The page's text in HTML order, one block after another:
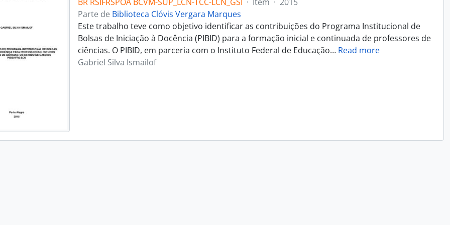
Parte de Biblioteca Clóvis Vergara Marques
Este trabalho teve como objetivo identificar as contribuições do Programa Institucional de
Bolsas de Iniciação à Docência (PIBID) para a formação inicial e continuada de professores de
ciências. O PIBID, em parceria com o Instituto Federal de Educação… Read more
Gabriel Silva Ismailof